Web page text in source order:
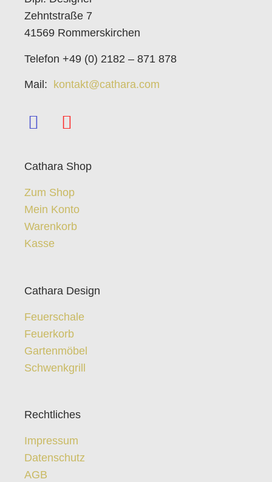
Zehntstraße 7
41569 Rommerskirchen
Telefon +49 (0) 2182 – 871 878
Mail: kontakt@cathara.com
Cathara Shop
Zum Shop
Mein Konto
Warenkorb
Kasse
Cathara Design
Feuerschale
Feuerkorb
Gartenmöbel
Schwenkgrill
Rechtliches
Impressum
Datenschutz
AGB